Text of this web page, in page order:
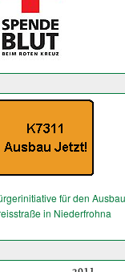
für den
in Niederfrohna